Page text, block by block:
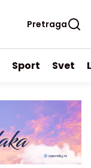
Pretraga
Sport Svet